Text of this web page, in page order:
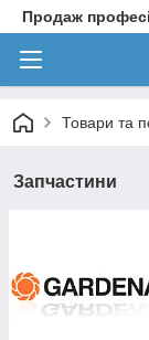
Продаж
Товари та
Запчастини